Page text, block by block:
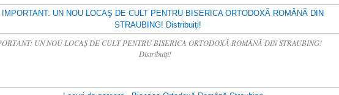
UN NOU LOCAŞ DE CULT PENTRU BISERICA ORTODOXĂ ROMÂNĂ DIN STRAUBING!
Distribuiţi!